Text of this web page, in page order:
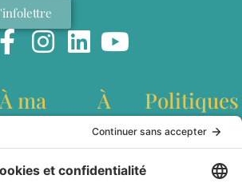
ma
À
propos
Qui est
Marianne
Politiques
Politique de
confidentialité
Conditions